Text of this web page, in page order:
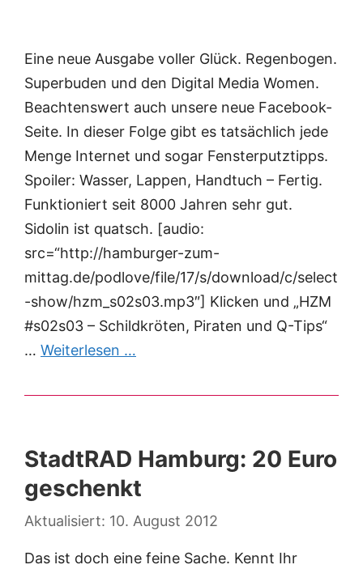
Eine neue Ausgabe voller Glück. Regenbogen.
Superbuden und den Digital Media Women.
Beachtenswert auch unsere neue Facebook-
Seite. In dieser Folge gibt es tatsächlich jede
Menge Internet und sogar Fensterputztipps.
Spoiler: Wasser, Lappen, Handtuch – Fertig.
Funktioniert seit 8000 Jahren sehr gut.
Sidolin ist quatsch. [audio:
src=“http://hamburger-zum-
mittag.de/podlove/file/17/s/download/c/select
-show/hzm_s02s03.mp3″] Klicken und „HZM
#s02s03 – Schildkröten, Piraten und Q-Tips“
… Weiterlesen …
StadtRAD Hamburg: 20 Euro
geschenkt
10. August 2012
Das ist doch eine feine Sache. Kennt Ihr